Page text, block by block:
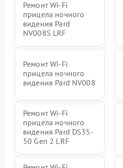
Ремонт Wi-Fi
прицела ночного
видения Pard
NV008S LRF
Ремонт Wi-Fi
прицела ночного
видения Pard NV008
Ремонт Wi-Fi
прицела ночного
видения Pard DS35-
50 Gen 2 LRF